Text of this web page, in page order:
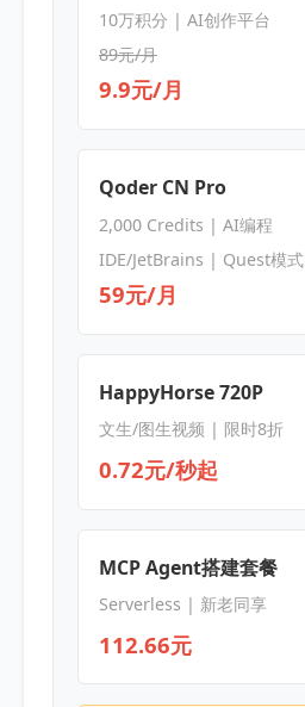
10万积分 | AI创作平台
89元/月
9.9元/月
Qoder CN Pro
2,000 Credits | AI编程
IDE/JetBrains | Quest模式
59元/月
HappyHorse 720P
文生/图生视频 | 限时8折
0.72元/秒起
MCP Agent搭建套餐
Serverless | 新老同享
112.66元